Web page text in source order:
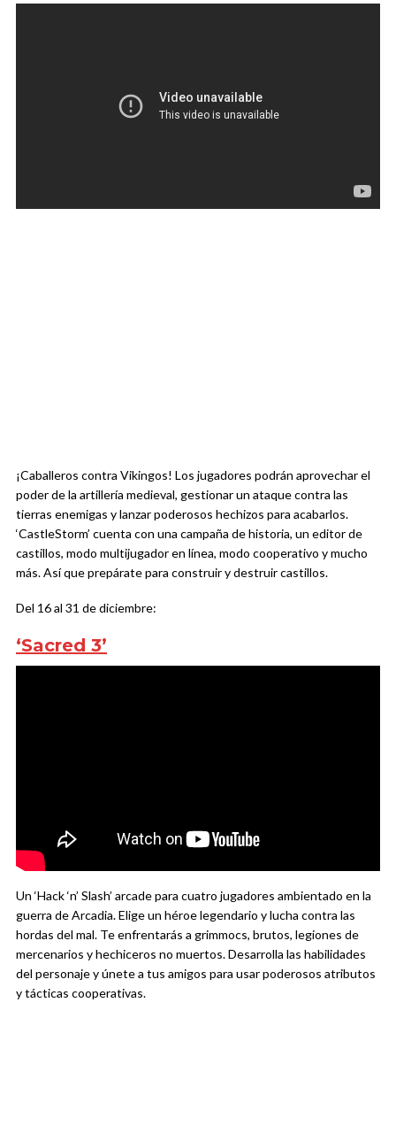
¡Caballeros contra Vikingos! Los jugadores podrán aprovechar el
poder de la artillería medieval, gestionar un ataque contra las
tierras enemigas y lanzar poderosos hechizos para acabarlos.
‘CastleStorm’ cuenta con una campaña de historia, un editor de
castillos, modo multijugador en línea, modo cooperativo y mucho
más. Así que prepárate para construir y destruir castillos.
Del 16 al 31 de diciembre:
‘Sacred 3’
Un ‘Hack ‘n’ Slash’ arcade para cuatro jugadores ambientado en la
guerra de Arcadia. Elige un héroe legendario y lucha contra las
hordas del mal. Te enfrentarás a grimmocs, brutos, legiones de
mercenarios y hechiceros no muertos. Desarrolla las habilidades
del personaje y únete a tus amigos para usar poderosos atributos
y tácticas cooperativas.